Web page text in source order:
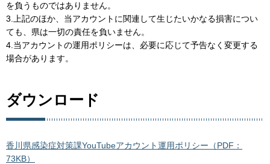
を負うものではありません。
3.上記のほか、当アカウントに関連して生じたいかなる損害につい
ても、県は一切の責任を負いません。
4.当アカウントの運用ポリシーは、必要に応じて予告なく変更する
場合があります。
ダウンロード
香川県感染症対策課YouTubeアカウント運用ポリシー（PDF：
73KB）